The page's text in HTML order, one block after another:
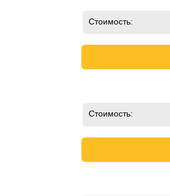
Стоимость:
Стоимость: